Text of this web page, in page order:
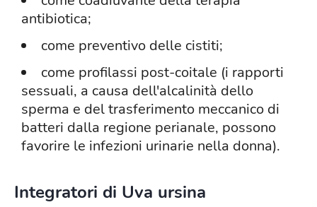
antibiotica;
come preventivo delle cistiti;
come profilassi post-coitale (i rapporti
sessuali, a causa dell'alcalinità dello
sperma e del trasferimento meccanico di
batteri dalla regione perianale, possono
favorire le infezioni urinarie nella donna).
Integratori di Uva ursina